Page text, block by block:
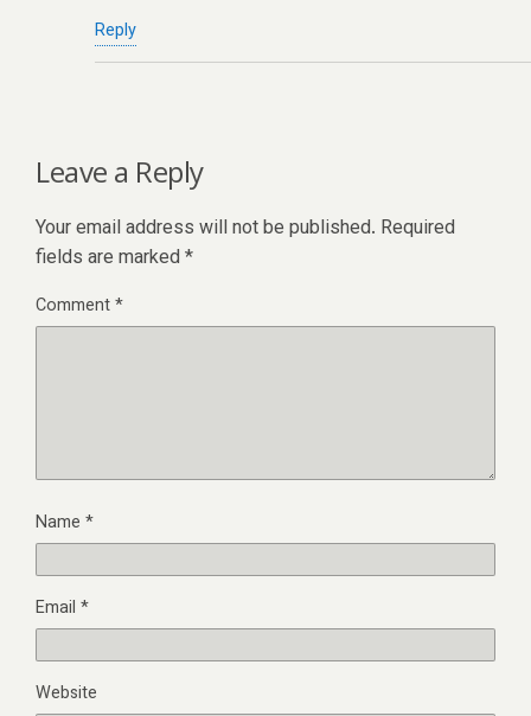
Reply
Leave a Reply
Your email address will not be published. Required
fields are marked *
Comment*
Name *
Email *
Website